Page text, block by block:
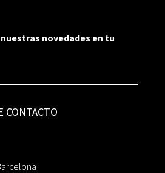
novedades en tu
CONTACTO